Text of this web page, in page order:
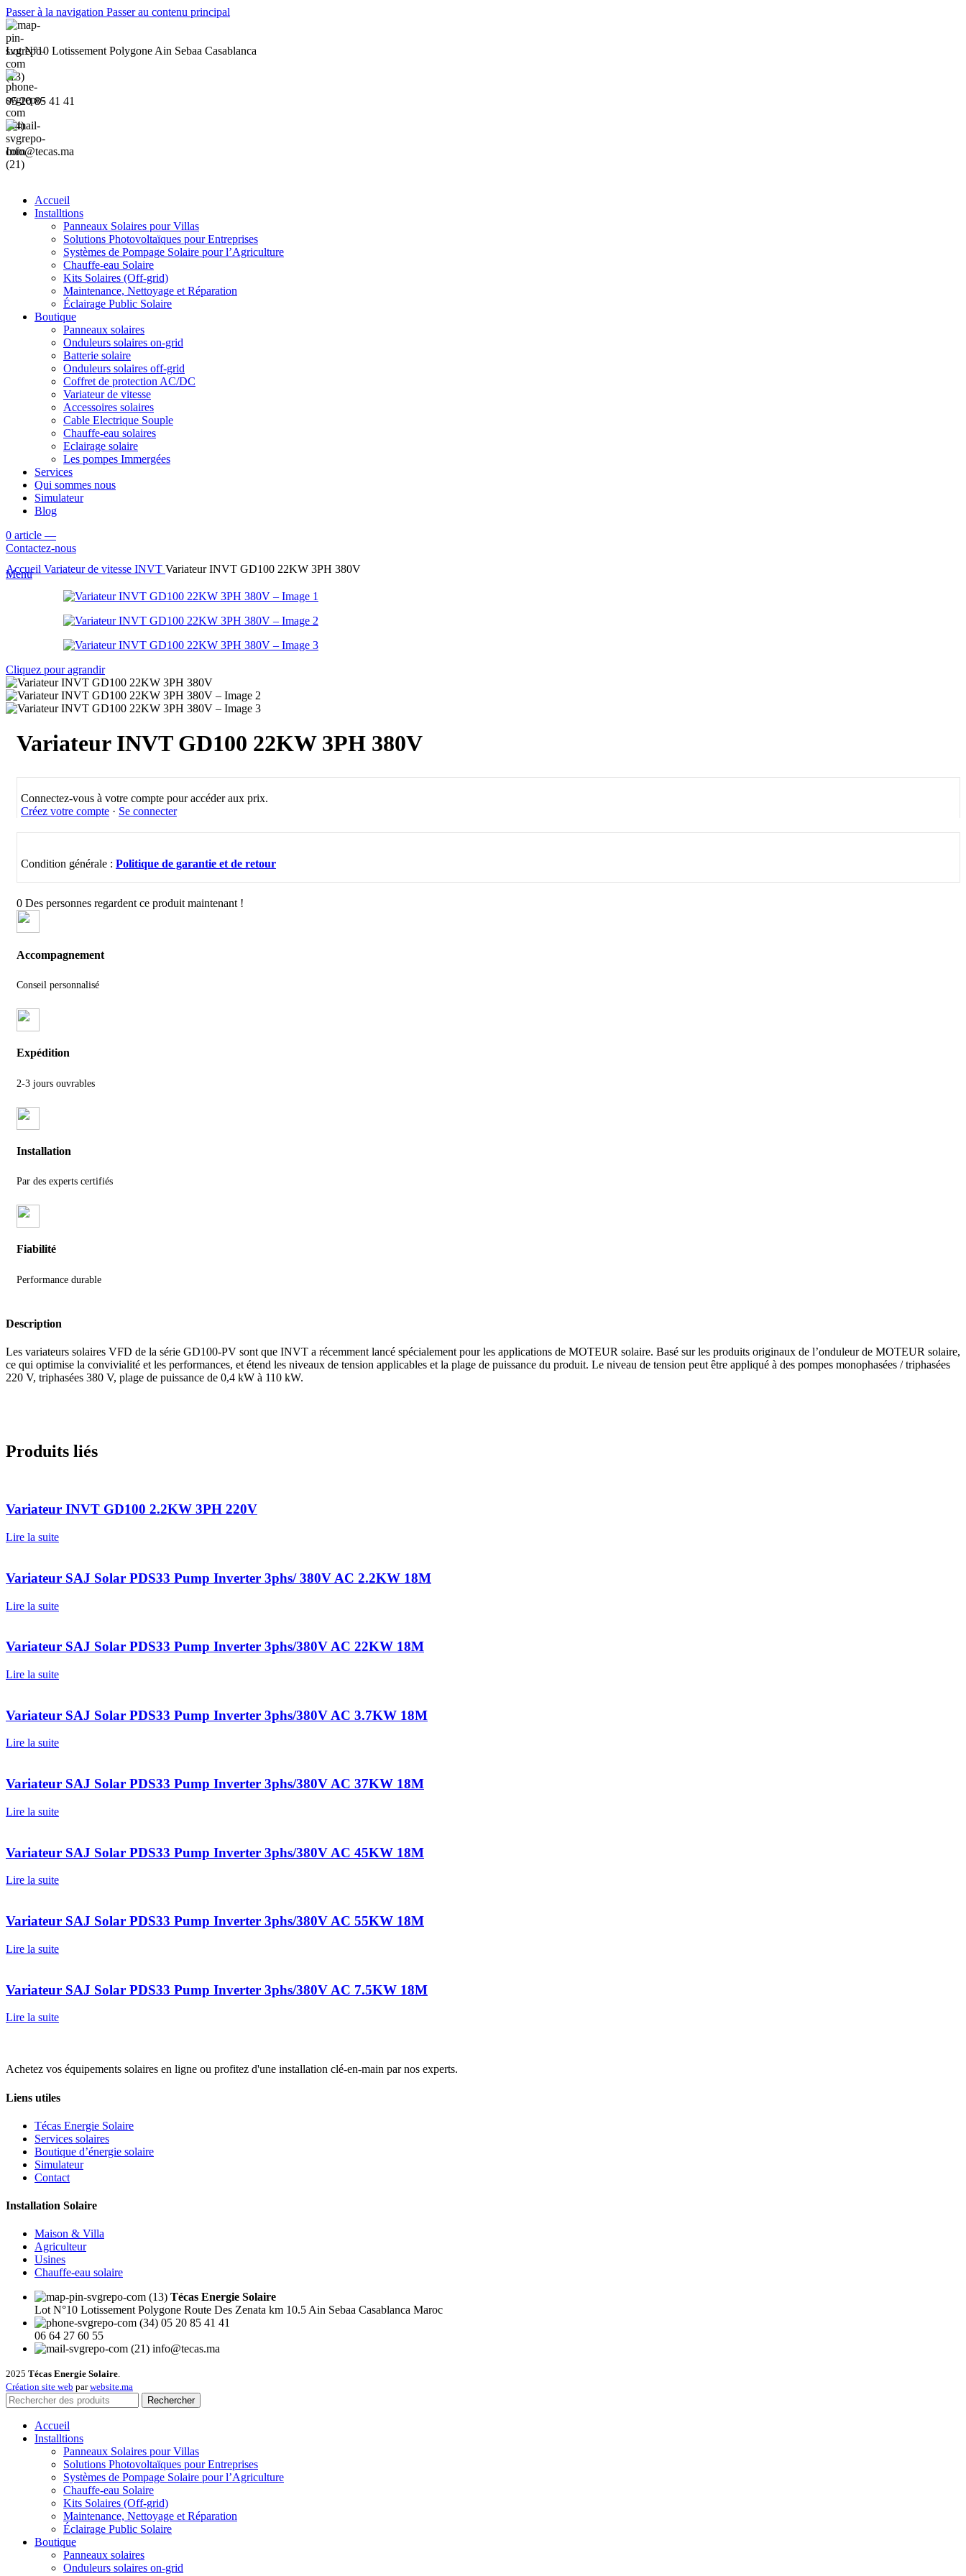
Passer à la navigation Passer au contenu principal
Lot N°10 Lotissement Polygone Ain Sebaa Casablanca
05 20 85 41 41
Info@tecas.ma
Accueil
Installtions
Panneaux Solaires pour Villas
Solutions Photovoltaïques pour Entreprises
Systèmes de Pompage Solaire pour l’Agriculture
Chauffe-eau Solaire
Kits Solaires (Off-grid)
Maintenance, Nettoyage et Réparation
Éclairage Public Solaire
Boutique
Panneaux solaires
Onduleurs solaires on-grid
Batterie solaire
Onduleurs solaires off-grid
Coffret de protection AC/DC
Variateur de vitesse
Accessoires solaires
Cable Electrique Souple
Chauffe-eau solaires
Eclairage solaire
Les pompes Immergées
Services
Qui sommes nous
Simulateur
Blog
0 article —
Contactez-nous
Menu
Accueil Variateur de vitesse INVT Variateur INVT GD100 22KW 3PH 380V
Cliquez pour agrandir
Variateur INVT GD100 22KW 3PH 380V
Connectez-vous à votre compte pour accéder aux prix.
Créez votre compte · Se connecter
Condition générale : Politique de garantie et de retour
0 Des personnes regardent ce produit maintenant !
Accompagnement
Conseil personnalisé
Expédition
2-3 jours ouvrables
Installation
Par des experts certifiés
Fiabilité
Performance durable
Description
Les variateurs solaires VFD de la série GD100-PV sont que INVT a récemment lancé spécialement pour les applications de MOTEUR solaire. Basé sur les produits originaux de l’onduleur de MOTEUR solaire,
ce qui optimise la convivialité et les performances, et étend les niveaux de tension applicables et la plage de puissance du produit. Le niveau de tension peut être appliqué à des pompes monophasées / triphasées
220 V, triphasées 380 V, plage de puissance de 0,4 kW à 110 kW.
Produits liés
Variateur INVT GD100 2.2KW 3PH 220V
Lire la suite
Variateur SAJ Solar PDS33 Pump Inverter 3phs/ 380V AC 2.2KW 18M
Lire la suite
Variateur SAJ Solar PDS33 Pump Inverter 3phs/380V AC 22KW 18M
Lire la suite
Variateur SAJ Solar PDS33 Pump Inverter 3phs/380V AC 3.7KW 18M
Lire la suite
Variateur SAJ Solar PDS33 Pump Inverter 3phs/380V AC 37KW 18M
Lire la suite
Variateur SAJ Solar PDS33 Pump Inverter 3phs/380V AC 45KW 18M
Lire la suite
Variateur SAJ Solar PDS33 Pump Inverter 3phs/380V AC 55KW 18M
Lire la suite
Variateur SAJ Solar PDS33 Pump Inverter 3phs/380V AC 7.5KW 18M
Lire la suite
Achetez vos équipements solaires en ligne ou profitez d'une installation clé-en-main par nos experts.
Liens utiles
Técas Energie Solaire
Services solaires
Boutique d’énergie solaire
Simulateur
Contact
Installation Solaire
Maison & Villa
Agriculteur
Usines
Chauffe-eau solaire
Técas Energie Solaire
Lot N°10 Lotissement Polygone Route Des Zenata km 10.5 Ain Sebaa Casablanca Maroc
05 20 85 41 41
06 64 27 60 55
info@tecas.ma
2025 Técas Energie Solaire.
Création site web parwebsite.ma
Rechercher
Accueil
Installtions
Panneaux Solaires pour Villas
Solutions Photovoltaïques pour Entreprises
Systèmes de Pompage Solaire pour l’Agriculture
Chauffe-eau Solaire
Kits Solaires (Off-grid)
Maintenance, Nettoyage et Réparation
Éclairage Public Solaire
Boutique
Panneaux solaires
Onduleurs solaires on-grid